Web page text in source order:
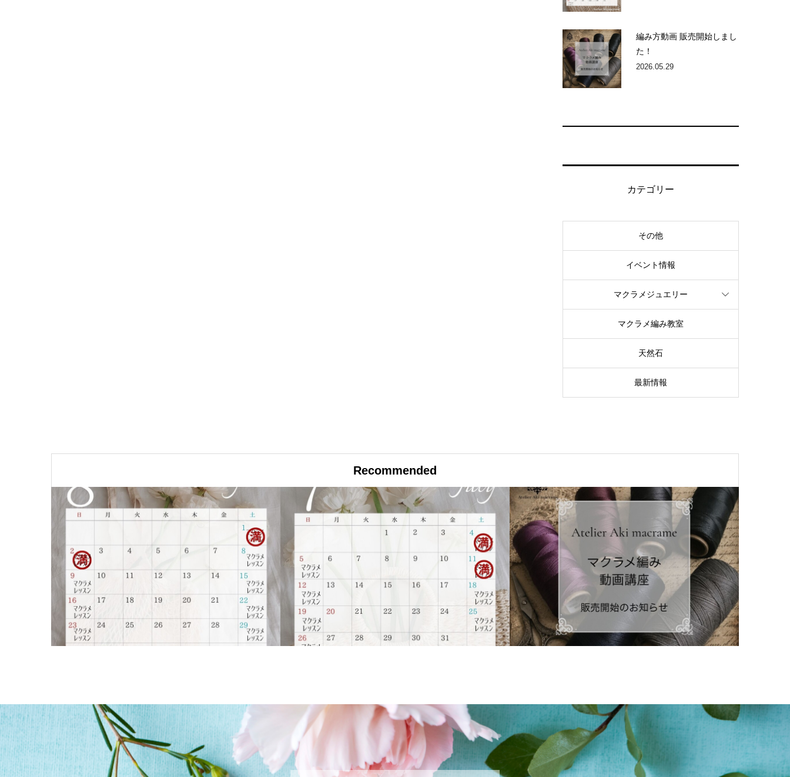
編み方動画 販売開始しまし
た！
2026.05.29
カテゴリー
その他
イベント情報
マクラメジュエリー
マクラメ編み教室
天然石
最新情報
Recommended